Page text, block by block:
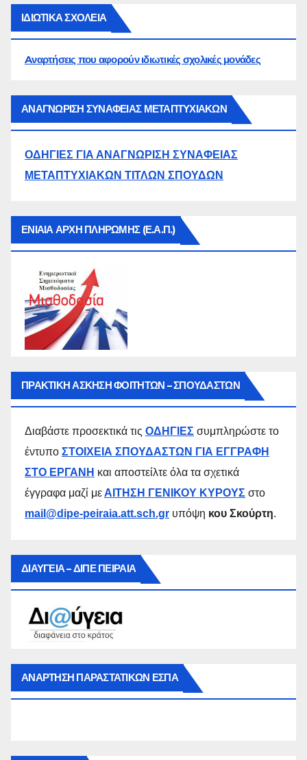
ΙΔΙΩΤΙΚΑ ΣΧΟΛΕΙΑ
Aναρτήσεις που αφορούν ιδιωτικές σχολικές μονάδες
ΑΝΑΓΝΩΡΙΣΗ ΣΥΝΑΦΕΙΑΣ ΜΕΤΑΠΤΥΧΙΑΚΩΝ
ΟΔΗΓΙΕΣ ΓΙΑ ΑΝΑΓΝΩΡΙΣΗ ΣΥΝΑΦΕΙΑΣ
ΜΕΤΑΠΤΥΧΙΑΚΩΝ ΤΙΤΛΩΝ ΣΠΟΥΔΩΝ
ΕΝΙΑΙΑ ΑΡΧΗ ΠΛΗΡΩΜΗΣ (Ε.Α.Π.)
ΠΡΑΚΤΙΚΗ ΑΣΚΗΣΗ ΦΟΙΤΗΤΩΝ – ΣΠΟΥΔΑΣΤΩΝ
Διαβάστε προσεκτικά τις ΟΔΗΓΙΕΣ συμπληρώστε το
έντυπο ΣΤΟΙΧΕΙΑ ΣΠΟΥΔΑΣΤΩΝ ΓΙΑ ΕΓΓΡΑΦΗ
ΣΤΟ ΕΡΓΑΝΗ και αποστείλτε όλα τα σχετικά
έγγραφα μαζί μεΑΙΤΗΣΗ ΓΕΝΙΚΟΥ ΚΥΡΟΥΣ στο
mail@dipe-peiraia.att.sch.gr υπόψη κου Σκούρτη.
ΔΙΑΥΓΕΙΑ – ΔΙΠΕ ΠΕΙΡΑΙΑ
ΑΝΑΡΤΗΣΗ ΠΑΡΑΣΤΑΤΙΚΩΝ ΕΣΠΑ